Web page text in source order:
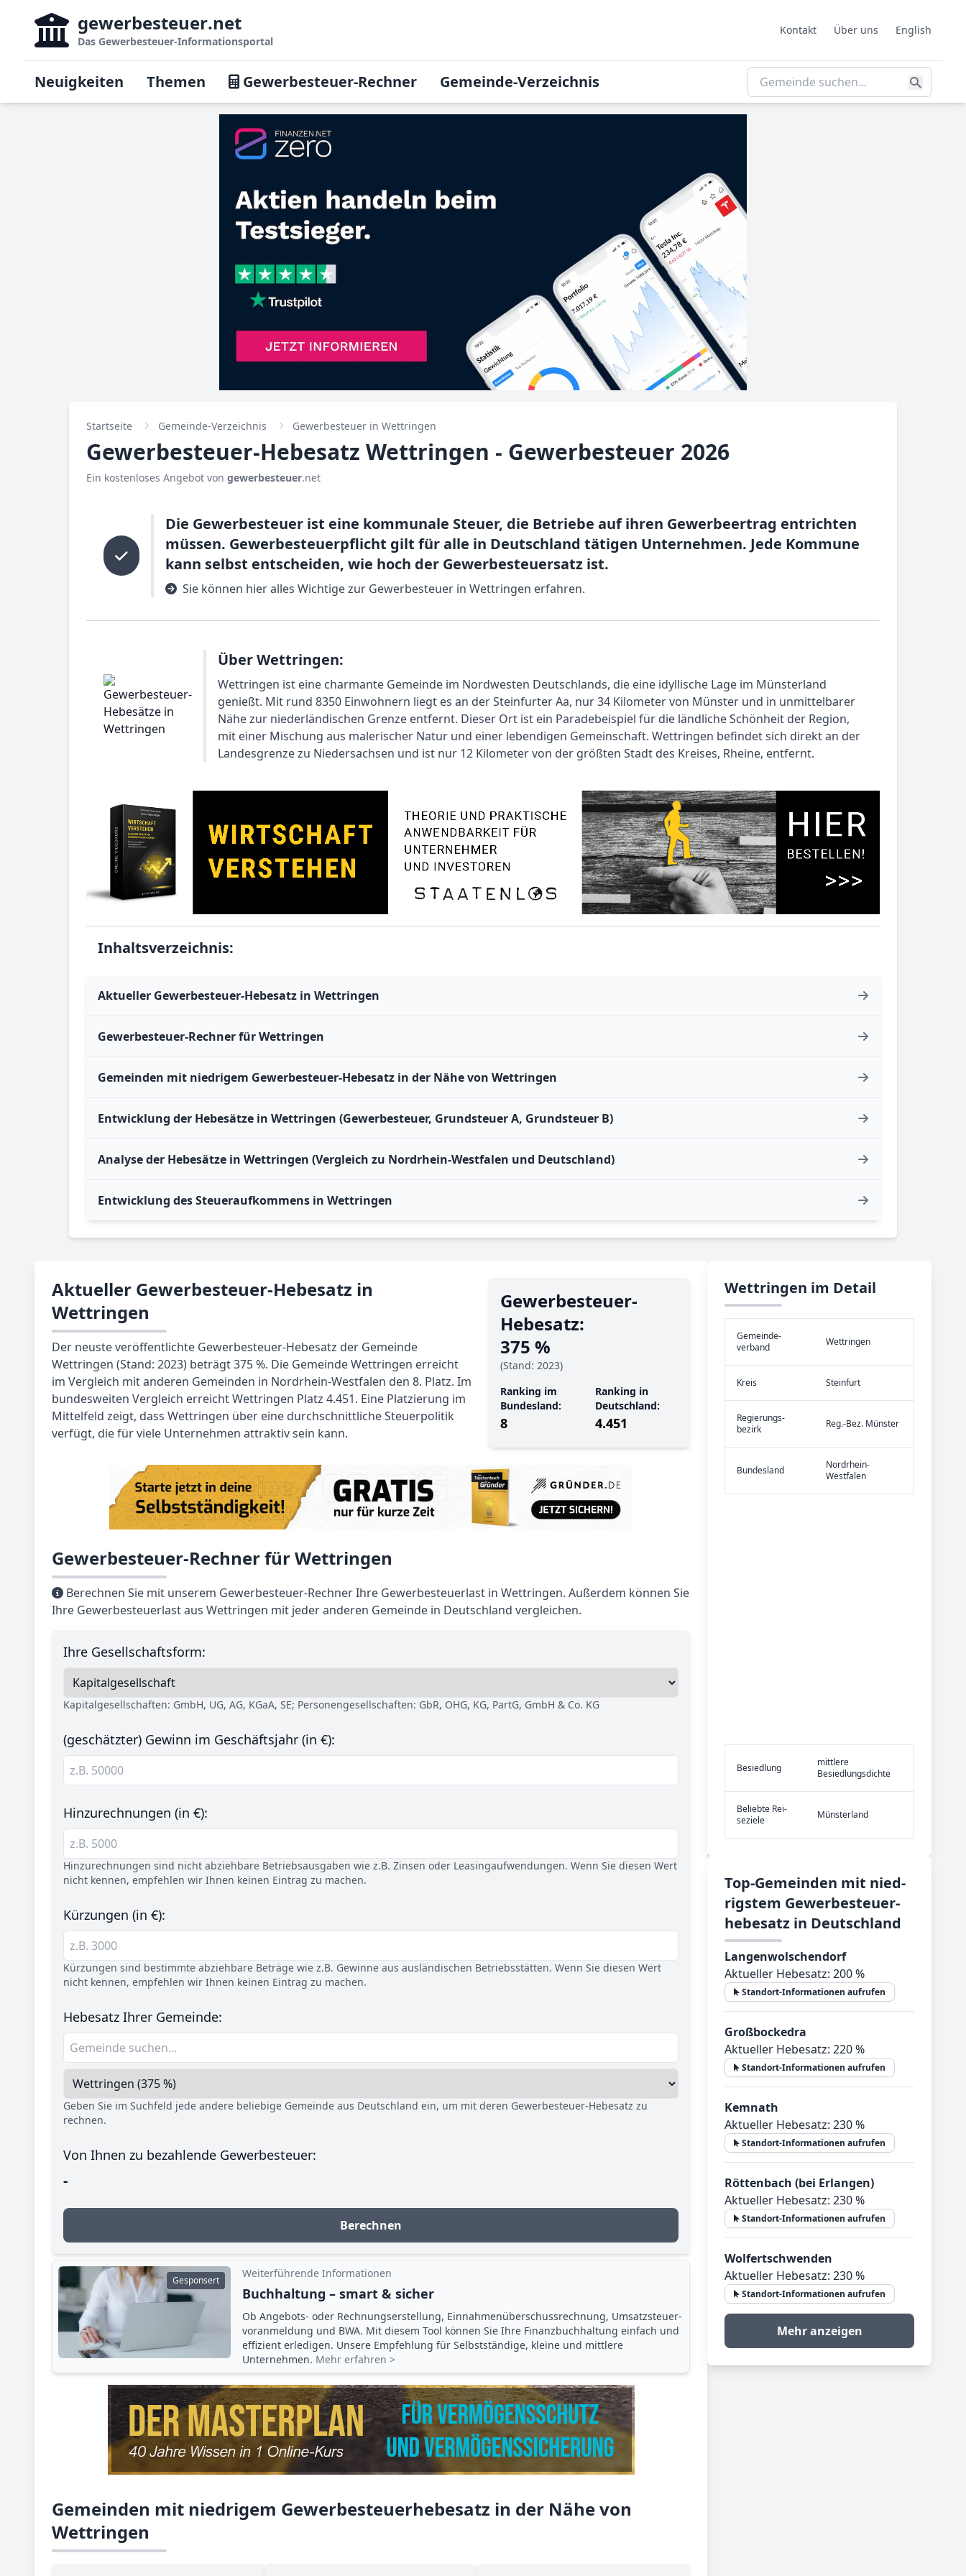
gewerbesteuer.net
Das Gewerbesteuer-Informationsportal
Kontakt Über uns English
Neuigkeiten Themen Gewerbesteuer-Rechner Gemeinde-Verzeichnis
Startseite Gemeinde-Verzeichnis Gewerbesteuer in Wettringen
Gewerbesteuer-Hebesatz Wettringen - Gewerbesteuer 2026
Ein kostenloses Angebot von gewerbesteuer.net
Die Gewerbesteuer ist eine kommunale Steuer, die Betriebe auf ihren Gewerbeertrag entrichten
müssen. Gewerbesteuerpflicht gilt für alle in Deutschland tätigen Unternehmen. Jede Kommune
kann selbst entscheiden, wie hoch der Gewerbesteuersatz ist.
Sie können hier alles Wichtige zur Gewerbesteuer in Wettringen erfahren.
Über Wettringen:
Wettringen ist eine charmante Gemeinde im Nordwesten Deutschlands, die eine idyllische Lage im Münsterland
genießt. Mit rund 8350 Einwohnern liegt es an der Steinfurter Aa, nur 34 Kilometer von Münster und in unmittelbarer
Nähe zur niederländischen Grenze entfernt. Dieser Ort ist ein Paradebeispiel für die ländliche Schönheit der Region,
mit einer Mischung aus malerischer Natur und einer lebendigen Gemeinschaft. Wettringen befindet sich direkt an der
Landesgrenze zu Niedersachsen und ist nur 12 Kilometer von der größten Stadt des Kreises, Rheine, entfernt.
Inhaltsverzeichnis:
Aktueller Gewerbesteuer-Hebesatz in Wettringen
Gewerbesteuer-Rechner für Wettringen
Gemeinden mit niedrigem Gewerbesteuer-Hebesatz in der Nähe von Wettringen
Entwicklung der Hebesätze in Wettringen (Gewerbesteuer, Grundsteuer A, Grundsteuer B)
Analyse der Hebesätze in Wettringen (Vergleich zu Nordrhein-Westfalen und Deutschland)
Entwicklung des Steueraufkommens in Wettringen
Aktueller Gewerbesteuer-Hebesatz in
Wettringen
Der neuste veröffentlichte Gewerbesteuer-Hebesatz der Gemeinde
Wettringen (Stand: 2023) beträgt 375 %. Die Gemeinde Wettringen erreicht
im Vergleich mit anderen Gemeinden in Nordrhein-Westfalen den 8. Platz. Im
bundesweiten Vergleich erreicht Wettringen Platz 4.451. Eine Platzierung im
Mittelfeld zeigt, dass Wettringen über eine durchschnittliche Steuerpolitik
verfügt, die für viele Unternehmen attraktiv sein kann.
Gewerbe­steuer-
Hebe­satz:
375 %
(Stand: 2023)
Ranking im
Bundesland:
8
Ranking in
Deutschland:
4.451
Gewerbesteuer-Rechner für Wettringen
Berechnen Sie mit unserem Gewerbesteuer-Rechner Ihre Gewerbesteuerlast in Wettringen. Außerdem können Sie
Ihre Gewerbesteuerlast aus Wettringen mit jeder anderen Gemeinde in Deutschland vergleichen.
Ihre Gesellschaftsform:
Kapitalgesellschaften: GmbH, UG, AG, KGaA, SE; Personengesellschaften: GbR, OHG, KG, PartG, GmbH & Co. KG
(geschätzter) Gewinn im Geschäftsjahr (in €):
Hinzurechnungen (in €):
Hinzurechnungen sind nicht abziehbare Betriebsausgaben wie z.B. Zinsen oder Leasingaufwendungen. Wenn Sie diesen Wert
nicht kennen, empfehlen wir Ihnen keinen Eintrag zu machen.
Kürzungen (in €):
Kürzungen sind bestimmte abziehbare Beträge wie z.B. Gewinne aus ausländischen Betriebsstätten. Wenn Sie diesen Wert
nicht kennen, empfehlen wir Ihnen keinen Eintrag zu machen.
Hebesatz Ihrer Gemeinde:
Geben Sie im Suchfeld jede andere beliebige Gemeinde aus Deutschland ein, um mit deren Gewerbesteuer-Hebesatz zu
rechnen.
Von Ihnen zu bezahlende Gewerbesteuer:
-
Berechnen
Gesponsert
Weiterführende Informationen
Buchhaltung – smart & sicher
Ob Angebots- oder Rechnungserstellung, Einnahmenüberschuss­rechnung, Umsatzsteuer­
voranmeldung und BWA. Mit diesem Tool können Sie Ihre Finanz­buchhaltung einfach und
effizient erledigen. Unsere Empfehlung für Selbstständige, kleine und mittlere
Unternehmen. Mehr erfahren >
Gemeinden mit niedrigem Gewerbesteuerhebesatz in der Nähe von
Wettringen
Wettringen im Detail
Gemeinde­
verband
Wettringen
Kreis Steinfurt
Re­gier­ungs­
bezirk
Reg.-Bez. Münster
Bundes­land
Nordrhein-
Westfalen
Be­sied­lung
mittlere
Besiedlungsdichte
Be­lieb­te Rei­
se­zie­le
Münsterland
Top-­Ge­mein­den mit nied­
rig­stem Ge­wer­be­steu­er­
he­be­satz in Deutsch­land
Langenwolschendorf
Aktueller Hebesatz: 200 %
Standort-Informationen aufrufen
Großbockedra
Aktueller Hebesatz: 220 %
Standort-Informationen aufrufen
Kemnath
Aktueller Hebesatz: 230 %
Standort-Informationen aufrufen
Röttenbach (bei Erlangen)
Aktueller Hebesatz: 230 %
Standort-Informationen aufrufen
Wolfertschwenden
Aktueller Hebesatz: 230 %
Standort-Informationen aufrufen
Mehr anzeigen